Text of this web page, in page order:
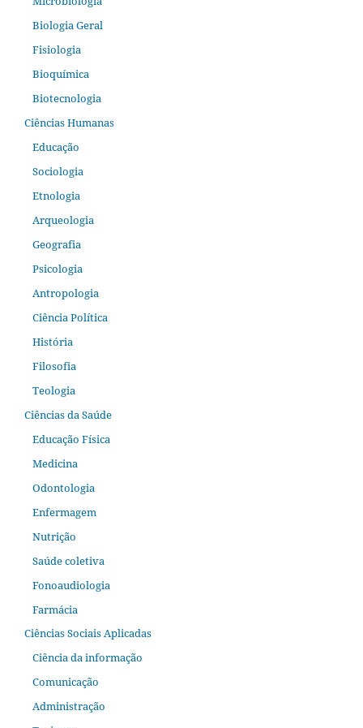
Biologia Geral
Fisiologia
Bioquímica
Biotecnologia
Ciências Humanas
Educação
Sociologia
Etnologia
Arqueologia
Geografia
Psicologia
Antropologia
Ciência Política
História
Filosofia
Teologia
Ciências da Saúde
Educação Física
Medicina
Odontologia
Enfermagem
Nutrição
Saúde coletiva
Fonoaudiologia
Farmácia
Ciências Sociais Aplicadas
Ciência da informação
Comunicação
Administração